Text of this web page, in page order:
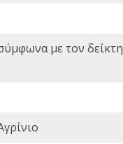
με τον